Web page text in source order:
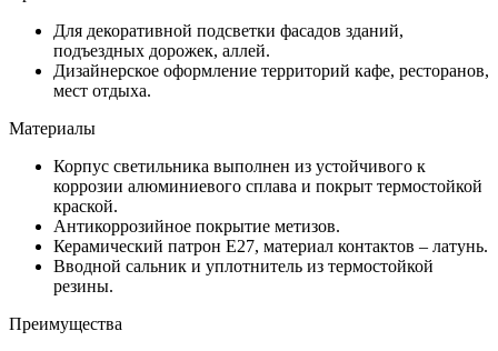
Для декоративной подсветки фасадов зданий,
подъездных дорожек, аллей.
Дизайнерское оформление территорий кафе, ресторанов,
мест отдыха.
Материалы
Корпус светильника выполнен из устойчивого к
коррозии алюминиевого сплава и покрыт термостойкой
краской.
Антикоррозийное покрытие метизов.
Керамический патрон Е27, материал контактов – латунь.
Вводной сальник и уплотнитель из термостойкой
резины.
Преимущества